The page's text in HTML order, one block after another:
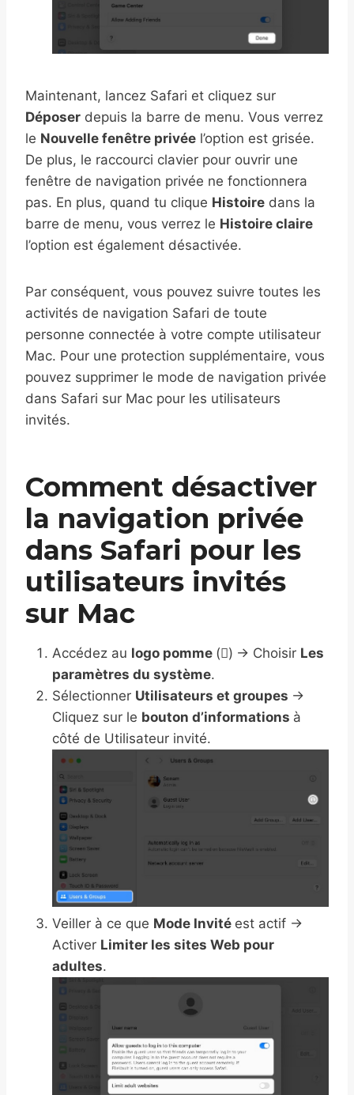
Maintenant, lancez Safari et cliquez sur
Déposer depuis la barre de menu. Vous verrez
le Nouvelle fenêtre privée l’option est grisée.
De plus, le raccourci clavier pour ouvrir une
fenêtre de navigation privée ne fonctionnera
pas. En plus, quand tu clique Histoire dans la
barre de menu, vous verrez le Histoire claire
l’option est également désactivée.
Par conséquent, vous pouvez suivre toutes les
activités de navigation Safari de toute
personne connectée à votre compte utilisateur
Mac. Pour une protection supplémentaire, vous
pouvez supprimer le mode de navigation privée
dans Safari sur Mac pour les utilisateurs
invités.
Comment désactiver
la navigation privée
dans Safari pour les
utilisateurs invités
sur Mac
Accédez au logo pomme () → Choisir Les
paramètres du système.
Sélectionner Utilisateurs et groupes →
Cliquez sur le bouton d’informations à
côté de Utilisateur invité.
Veiller à ce que Mode Invité est actif →
Activer Limiter les sites Web pour
adultes.